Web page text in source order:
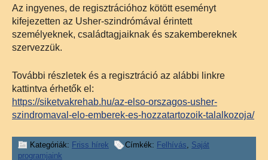
Az ingyenes, de regisztrációhoz kötött eseményt
kifejezetten az Usher-szindrómával érintett
személyeknek, családtagjaiknak és szakembereknek
szervezzük.
További részletek és a regisztráció az alábbi linkre
kattintva érhetők el:
https://siketvakrehab.hu/az-elso-orszagos-usher-
szindromaval-elo-emberek-es-hozzatartozoik-talalkozoja/
Kategóriák: Friss hírek Címkék: Felhívás, Saját
programjaink